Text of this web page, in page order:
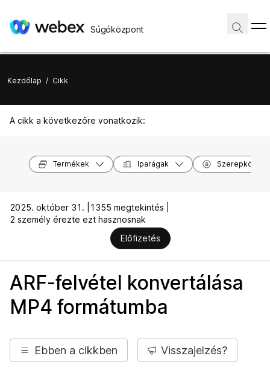
Súgóközpont
Kezdőlap / Cikk
A cikk a következőre vonatkozik:
Termékek Iparágak Szerepkörök
2025. október 31. |
1355 megtekintés |
2 személy érezte ezt hasznosnak
Előfizetés
ARF-felvétel konvertálása
MP4 formátumba
Ebben a cikkben Visszajelzés?